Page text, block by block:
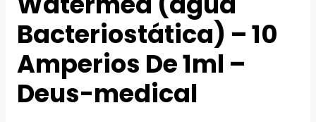
Bacteriostática) – 10
Amperios De 1ml –
Deus-medical